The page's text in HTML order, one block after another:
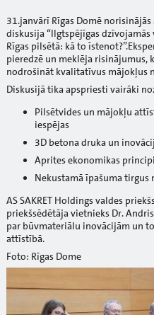
31.janvārī Rīgas Domē
diskusija “Ilgtspējīgas
Rīgas pilsētā: kā to
pieredzē un meklēja risinājumus,
nodrošināt kvalitatīvus mājokļus
Diskusijā tika apspriesti vairāki
Pilsētvides un mājokļu
iespējas
3D betona druka un
Aprites ekonomikas
Nekustamā īpašuma tirgus
AS SAKRET Holdings valdes
priekšsēdētāja vietnieks Dr.
par būvmateriālu inovācijām un
attīstībā.
Foto: Rīgas Dome